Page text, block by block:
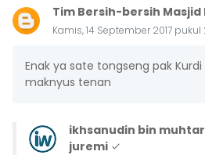
Tim Bersih-bersih Masjid
Kamis, 14 September 2017 pukul
Enak ya sate tongseng pak
maknyus tenan
ikhsanudin bin
juremi